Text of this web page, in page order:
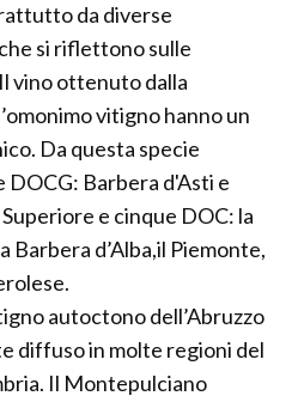
da diverse
si riflettono sulle
vino ottenuto dalla
vitigno hanno un
Da questa specie
Barbera d'Asti e
e cinque DOC: la
d’Alba,il Piemonte,
autoctono dell’Abruzzo
diffuso in molte regioni del
Il Montepulciano